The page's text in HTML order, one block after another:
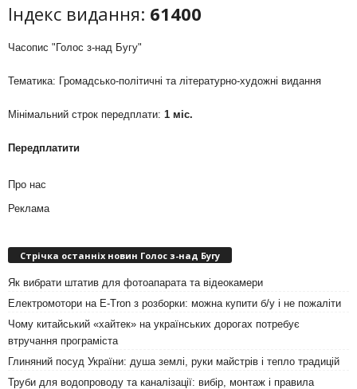
Індекс видання: 61400
Часопис "Голос з-над Бугу"
Тематика: Громадсько-політичні та літературно-художні видання
Мінімальний строк передплати: 1 міс.
Передплатити
Про нас
Реклама
Стрічка останніх новин Голос з-над Бугу
Як вибрати штатив для фотоапарата та відеокамери
Електромотори на E-Tron з розборки: можна купити б/у і не пожаліти
Чому китайський «хайтек» на українських дорогах потребує
втручання програміста
Глиняний посуд України: душа землі, руки майстрів і тепло традицій
Труби для водопроводу та каналізації: вибір, монтаж і правила